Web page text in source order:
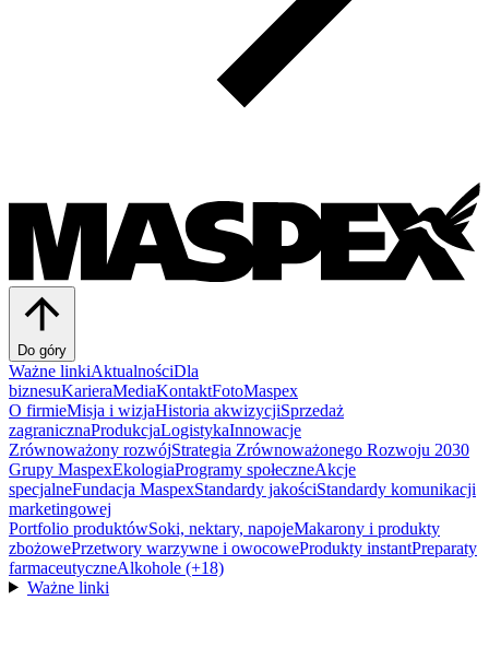
Do góry
Ważne linkiAktualnościDla
biznesuKarieraMediaKontaktFotoMaspex
O firmieMisja i wizjaHistoria akwizycjiSprzedaż
zagranicznaProdukcjaLogistykaInnowacje
Zrównoważony rozwójStrategia Zrównoważonego Rozwoju 2030
Grupy MaspexEkologiaProgramy społeczneAkcje
specjalneFundacja MaspexStandardy jakościStandardy komunikacji
marketingowej
Portfolio produktówSoki, nektary, napojeMakarony i produkty
zbożowePrzetwory warzywne i owocoweProdukty instantPreparaty
farmaceutyczneAlkohole (+18)
Ważne linki